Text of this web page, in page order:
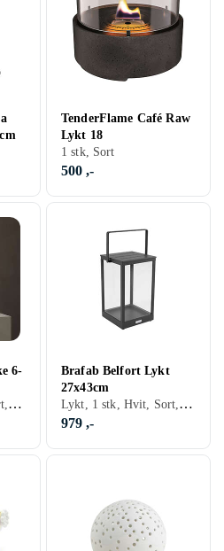
TenderFlame Café Raw
Lykt 18
1 stk, Sort
500 ,-
6-
Lysestaker, 6 stk, Sort, Grå/Antrasitt
Brafab Belfort Lykt
27x43cm
Lykt, 1 stk, Hvit, Sort, Aluminium, Grå/Antrasitt, Glas
979 ,-